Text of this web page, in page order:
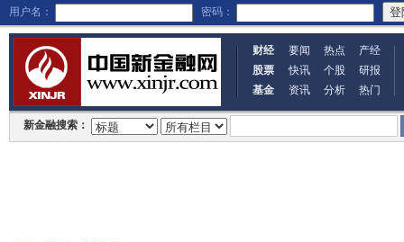
用户名： 密码：
财经 要闻 热点
产经
股票
快讯 个股
研报
基金
资讯 分析 热门
新金融搜索：